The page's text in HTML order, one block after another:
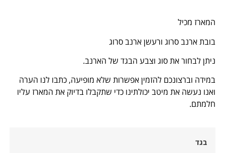
המארז מכיל
בובת ארנב סרוג ורעשן ארנב סרוג
ניתן לבחור את סוג וצבע הבגד של הארנב.
במידה וברצונכם להזמין אפשרות שלא מופיעה, כתבו לנו הערה
ואנו נעשה את מיטב יכולתינו כדי שתקבלו בדיוק את המארז עליו
חלמתם.
בגד